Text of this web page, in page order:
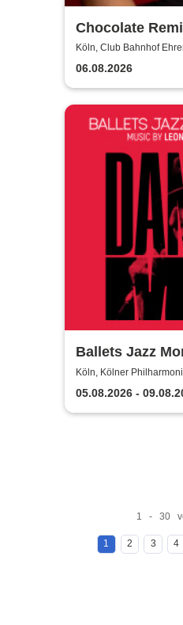
Chocolate
Köln, Club Bahnhof
06.08.2026
Ballets Jazz
ME
Köln, Kölner
05.08.2026 -
1 - 30
1 2 3 4